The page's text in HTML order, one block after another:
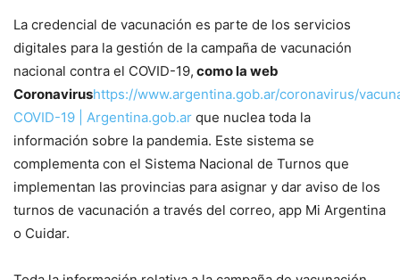
La credencial de vacunación es parte de los servicios
digitales para la gestión de la campaña de vacunación
nacional contra el COVID-19, como la web
Coronavirushttps://www.argentina.gob.ar/coronavirus/
COVID-19 | Argentina.gob.ar que nuclea toda la
información sobre la pandemia. Este sistema se
complementa con el Sistema Nacional de Turnos que
implementan las provincias para asignar y dar aviso de los
turnos de vacunación a través del correo, app Mi Argentina
o Cuidar.